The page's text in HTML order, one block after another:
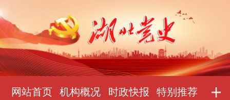
网站首页 机构概况 时政快报 特别推荐